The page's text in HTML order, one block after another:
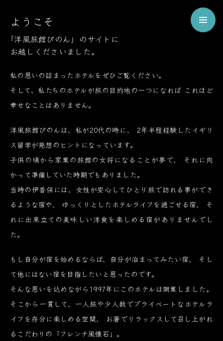
Pinon
ようこそ
「洋風旅館ぴのん」のサイトに
お越しくださいました。
私の思いの詰まったホテルをぜひご覧ください。
そして、私たちのホテルが旅の目的地の一つになれば これほど
幸せなことはありません。
洋風旅館ぴのんは、私が20代の時に、
2年半程経験したイギリ
ス留学が発想のヒントになっています。
子供の頃から家業の旅館の女将になることが夢で、
それに向
かって準備していた時期でもありました。
当時の伊香保には、女性が安心してひとり旅で訪れる事ができ
るような宿や、
ゆっくりとしたホテルライフを過ごせる宿、
そ
れに出来立ての美味しい洋食を楽しめる宿がありませんでし
た。
もし自分が宿を始めるならば、自分が泊まってみたい宿、
そし
て他にはない宿を目指したいと思ったのです。
そんな思いを込めながら1997年にこのホテルは開業しました。
そこから一貫して、一人旅や少人数でプライベートなホテルラ
イフを存分に楽しめる空間、
お箸でリラックスして召し上がれ
るこだわりの「フレンチ風懐石」。